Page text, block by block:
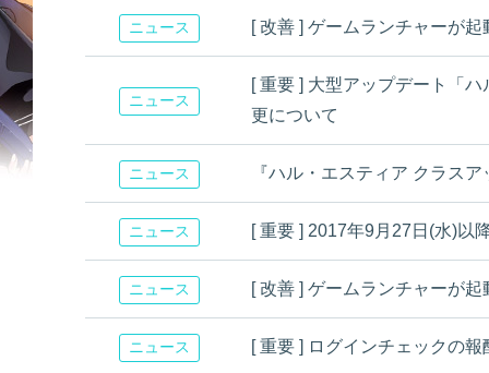
ニュース [ 改善 ] ゲームランチャーが
ニュース
[ 重要 ] 大型アップデート「
更について
ニュース 『ハル・エスティア クラス
ニュース [ 重要 ] 2017年9月27日(水)以
ニュース [ 改善 ] ゲームランチャーが
ニュース [ 重要 ] ログインチェックの